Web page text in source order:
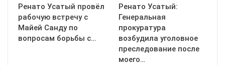
Ренато Усатый провёл
рабочую встречу с
Майей Санду по
вопросам борьбы с…
Ренато Усатый:
Генеральная
прокуратура
возбудила уголовное
преследование после
моего…